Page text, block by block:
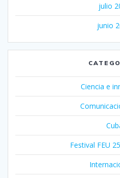
julio
junio
Ciencia e
Festival FEU